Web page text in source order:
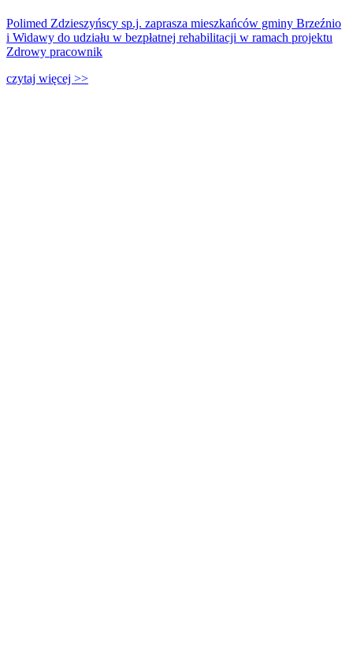
Polimed Zdzieszyńscy sp.j. zaprasza mieszkańców gminy Brzeźnio
i Widawy do udziału w bezpłatnej rehabilitacji w ramach projektu
Zdrowy pracownik
czytaj więcej >>